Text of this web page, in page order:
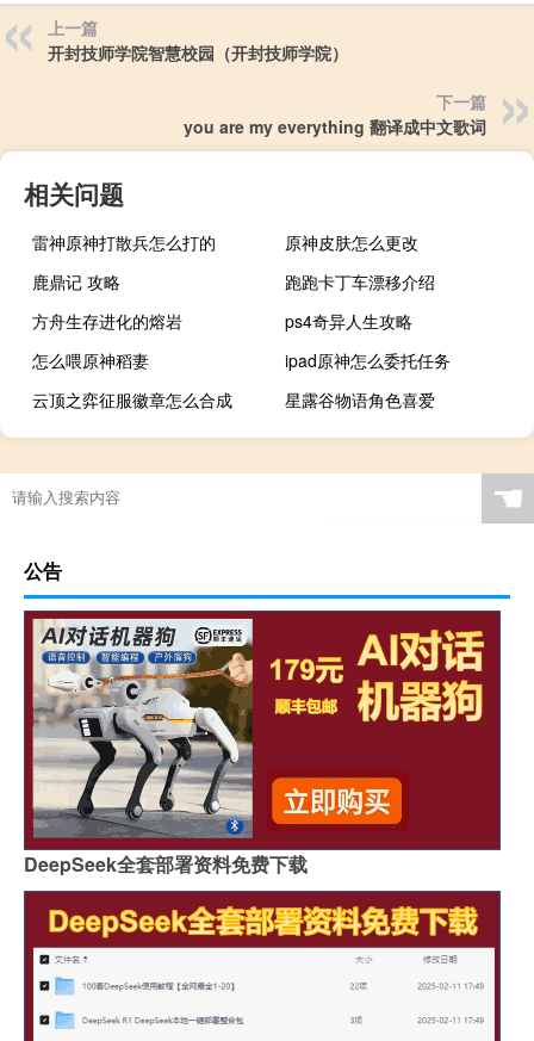
上一篇
开封技师学院智慧校园（开封技师学院）
下一篇
you are my everything 翻译成中文歌词
相关问题
雷神原神打散兵怎么打的
原神皮肤怎么更改
鹿鼎记 攻略
跑跑卡丁车漂移介绍
方舟生存进化的熔岩
ps4奇异人生攻略
怎么喂原神稻妻
ipad原神怎么委托任务
云顶之弈征服徽章怎么合成
星露谷物语角色喜爱
☚
公告
DeepSeek全套部署资料免费下载